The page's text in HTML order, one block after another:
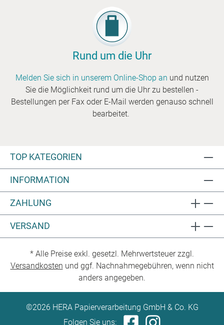
Rund um die Uhr
Melden Sie sich in unserem Online-Shop an und nutzen
Sie die Möglichkeit rund um die Uhr zu bestellen -
Bestellungen per Fax oder E-Mail werden genauso schnell
bearbeitet.
TOP KATEGORIEN
INFORMATION
ZAHLUNG
VERSAND
* Alle Preise exkl. gesetzl. Mehrwertsteuer zzgl.
Versandkosten und ggf. Nachnahmegebühren, wenn nicht
anders angegeben.
©2026 HERA Papierverarbeitung GmbH & Co. KG
Folgen Sie uns: